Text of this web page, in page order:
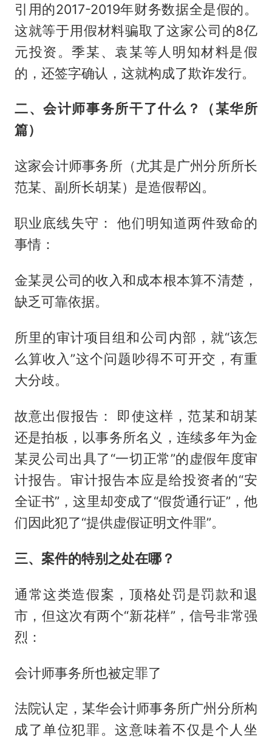
引用的2017-2019年财务数据全是假的。
这就等于用假材料骗取了这家公司的8亿
元投资。季某、袁某等人明知材料是假
的，还签字确认，这就构成了欺诈发行。
二、会计师事务所干了什么？（某华所
篇）
这家会计师事务所（尤其是广州分所所长
范某、副所长胡某）是造假帮凶。
职业底线失守： 他们明知道两件致命的
事情：
金某灵公司的收入和成本根本算不清楚，
缺乏可靠依据。
所里的审计项目组和公司内部，就“该怎
么算收入”这个问题吵得不可开交，有重
大分歧。
故意出假报告： 即使这样，范某和胡某
还是拍板，以事务所名义，连续多年为金
某灵公司出具了“一切正常”的虚假年度审
计报告。审计报告本应是给投资者的“安
全证书”，这里却变成了“假货通行证”，他
们因此犯了“提供虚假证明文件罪”。
三、案件的特别之处在哪？
通常这类造假案，顶格处罚是罚款和退
市，但这次有两个“新花样”，信号非常强
烈：
会计师事务所也被定罪了
法院认定，某华会计师事务所广州分所构
成了单位犯罪。这意味着不仅是个人坐